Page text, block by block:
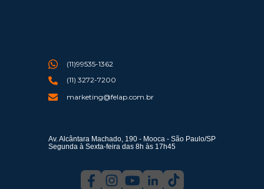
(11)99535-1362
(11) 3272-7200
marketing@felap.com.br
Av. Alcântara Machado, 190 - Mooca - São Paulo/SP
Segunda à Sexta-feira das 8h às 17h45